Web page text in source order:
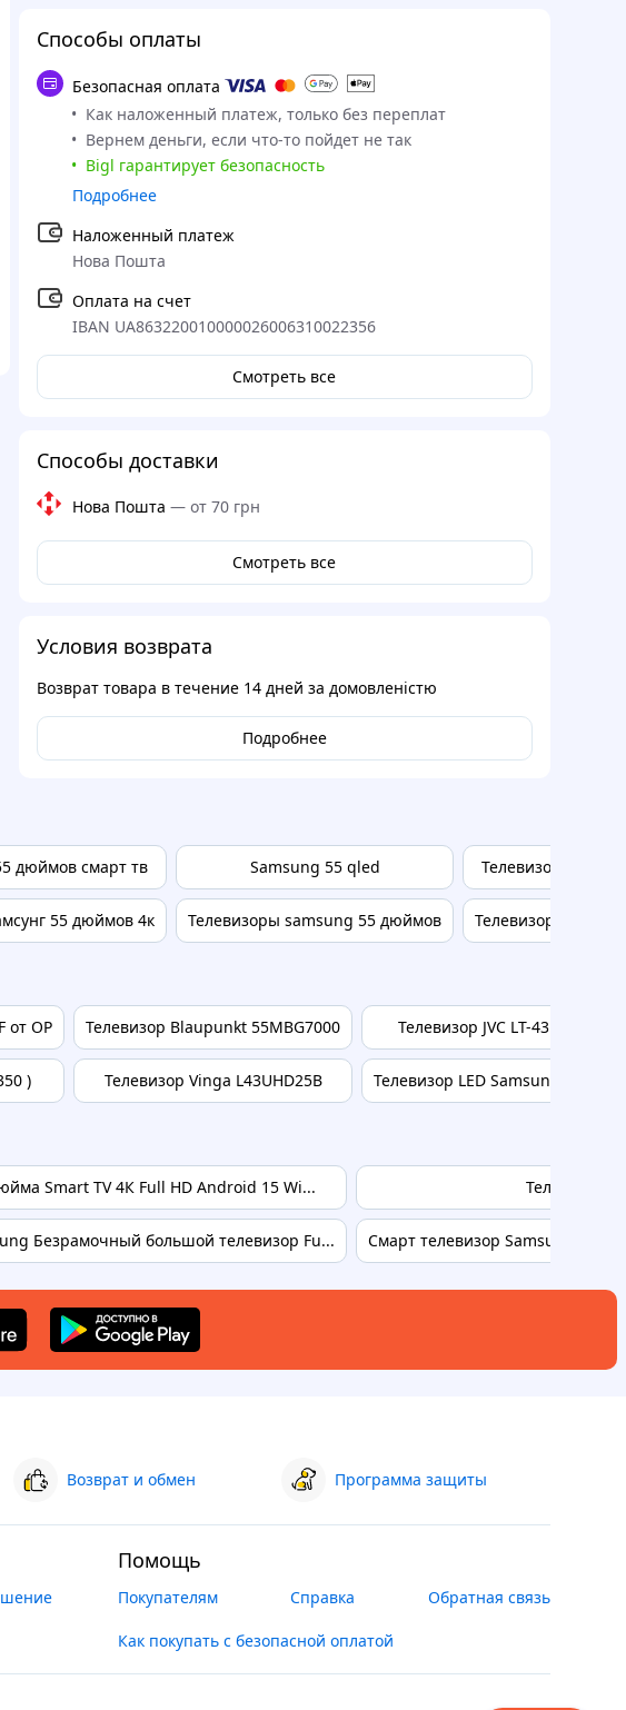
Способы оплаты
Безопасная оплата
Как наложенный платеж, только без переплат
Вернем деньги, если что-то пойдет не так
Bigl гарантирует безопасность
Подробнее
Наложенный платеж
Нова Пошта
Оплата на счет
IBAN UA863220010000026006310022356
Смотреть все
Способы доставки
Нова Пошта — от 70 грн
Смотреть все
Условия возврата
Возврат товара в течение 14 дней за домовленістю
Подробнее
дюймов смарт тв
55 дюймов 4к
Samsung 55 qled
Телевизоры samsung 55 дюймов
Телевизор
Телевизор смарт
от OP
)
Телевизор Blaupunkt 55MBG7000
Телевизор Vinga L43UHD25B
Телевизор JVC LT-43MU759
Телевизор LED Samsung
Smart TV 4К Full HD Android 15 Wi...
Безрамочный большой телевизор Fu...
Телевизор
Смарт телевизор Samsung 45
Возврат и обмен Программа защиты
Помощь
Покупателям Справка Обратная связь
Как покупать с безопасной оплатой